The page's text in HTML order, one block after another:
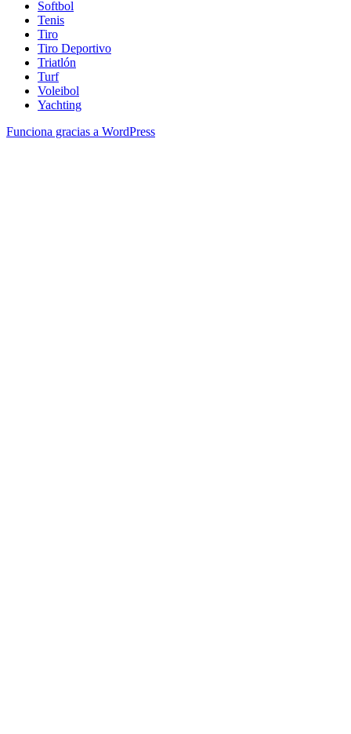
Softbol
Tenis
Tiro
Tiro Deportivo
Triatlón
Turf
Voleibol
Yachting
Funciona gracias a WordPress